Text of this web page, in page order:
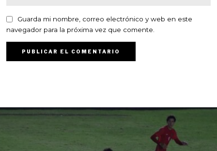
Guarda mi nombre, correo electrónico y web en este
navegador para la próxima vez que comente.